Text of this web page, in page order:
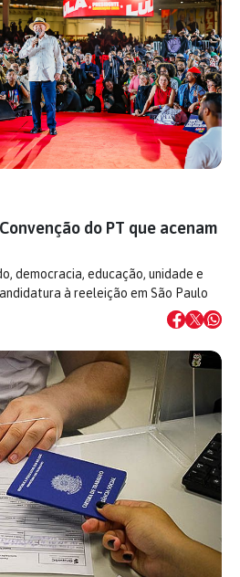
do PT que acenam
democracia, educação, unidade e
à reeleição em São Paulo